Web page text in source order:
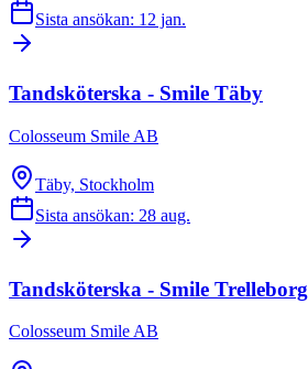
Sista ansökan: 12 jan.
Tandsköterska - Smile Täby
Colosseum Smile AB
Täby, Stockholm
Sista ansökan: 28 aug.
Tandsköterska - Smile Trelleborg
Colosseum Smile AB